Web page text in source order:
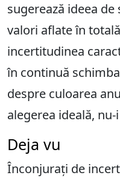
sugerează ideea
valori aflate în
incertitudinea
în continuă
despre culoarea
alegerea ideală, nu-
Deja vu
Înconjurați de